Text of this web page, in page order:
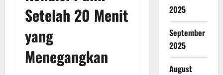
Setelah 20 Menit
yang
Menegangkan
2025
September
2025
August